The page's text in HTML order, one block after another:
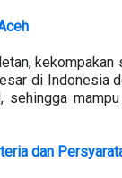
kekompakan
di Indonesia
dan